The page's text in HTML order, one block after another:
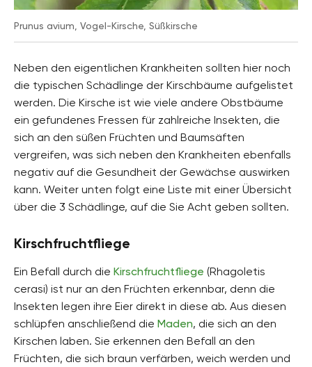
Prunus avium, Vogel-Kirsche, Süßkirsche
Neben den eigentlichen Krankheiten sollten hier noch
die typischen Schädlinge der Kirschbäume aufgelistet
werden. Die Kirsche ist wie viele andere Obstbäume
ein gefundenes Fressen für zahlreiche Insekten, die
sich an den süßen Früchten und Baumsäften
vergreifen, was sich neben den Krankheiten ebenfalls
negativ auf die Gesundheit der Gewächse auswirken
kann. Weiter unten folgt eine Liste mit einer Übersicht
über die 3 Schädlinge, auf die Sie Acht geben sollten.
Kirschfruchtfliege
Ein Befall durch die Kirschfruchtfliege (Rhagoletis
cerasi) ist nur an den Früchten erkennbar, denn die
Insekten legen ihre Eier direkt in diese ab. Aus diesen
schlüpfen anschließend die Maden, die sich an den
Kirschen laben. Sie erkennen den Befall an den
Früchten, die sich braun verfärben, weich werden und